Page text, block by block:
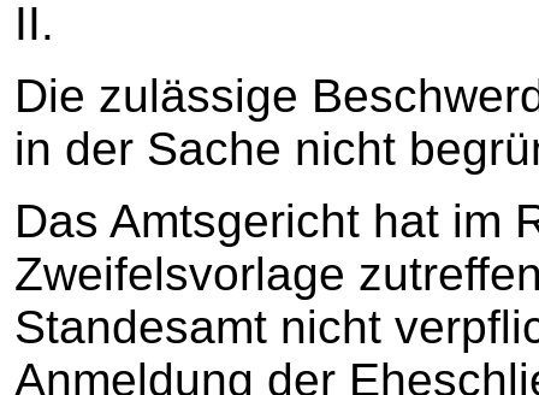
II.
Die zulässige
in der Sache nicht
Das Amtsgericht hat im
Zweifelsvorlage
Standesamt nicht
Anmeldung der